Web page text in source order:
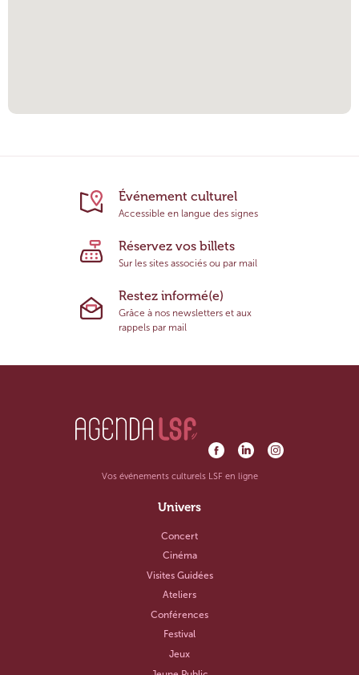
Événement culturel
Accessible en langue des signes
Réservez vos billets
Sur les sites associés ou par mail
Restez informé(e)
Grâce à nos newsletters et aux
rappels par mail
Vos événements culturels LSF en ligne
Univers
Concert
Cinéma
Visites Guidées
Ateliers
Conférences
Festival
Jeux